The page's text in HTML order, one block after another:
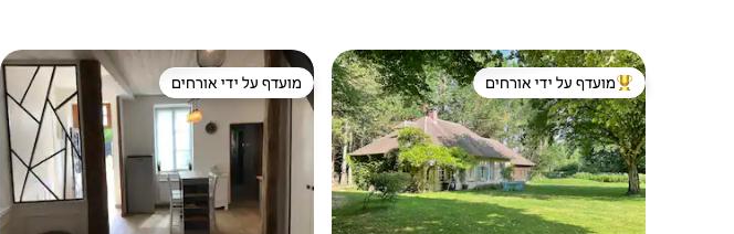
מוביל בקרב נכסים מועדפים על ידי אורחים
מועדף על ידי אורחים מועדף על ידי אורחים
מועדף על ידי אורחים